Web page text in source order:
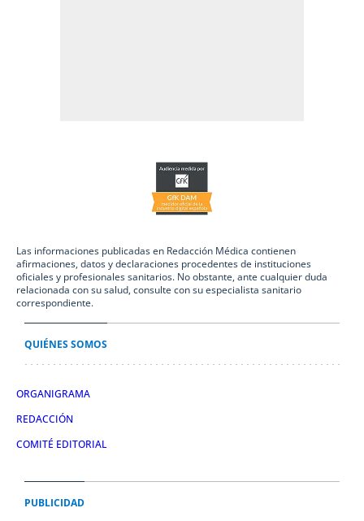
Las informaciones publicadas en Redacción Médica contienen
afirmaciones, datos y declaraciones procedentes de instituciones
oficiales y profesionales sanitarios. No obstante, ante cualquier duda
relacionada con su salud, consulte con su especialista sanitario
correspondiente.
QUIÉNES SOMOS
ORGANIGRAMA
REDACCIÓN
COMITÉ EDITORIAL
PUBLICIDAD